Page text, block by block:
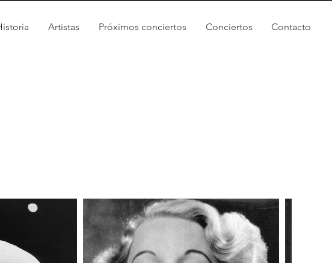
Artistas Próximos conciertos Conciertos Contacto